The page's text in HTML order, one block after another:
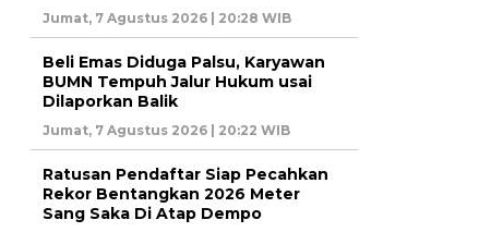
Jumat, 7 Agustus 2026 | 20:28 WIB
Beli Emas Diduga Palsu, Karyawan
BUMN Tempuh Jalur Hukum usai
Dilaporkan Balik
Jumat, 7 Agustus 2026 | 20:22 WIB
Ratusan Pendaftar Siap Pecahkan
Rekor Bentangkan 2026 Meter
Sang Saka Di Atap Dempo